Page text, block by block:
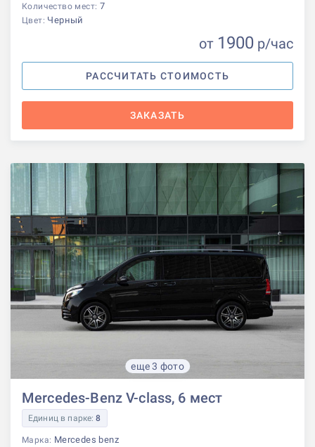
Количество мест: 7
Цвет: Черный
от 1900 р/час
РАССЧИТАТЬ СТОИМОСТЬ
ЗАКАЗАТЬ
еще 3 фото
Mercedes-Benz V-class, 6 мест
Единиц в парке:8
Марка: Mercedes benz